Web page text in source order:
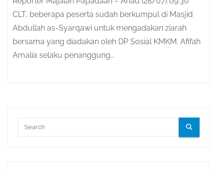
CLT, beberapa peserta sudah berkumpul di Masjid
Abdullah as-Syarqawi untuk mengadakan ziarah
bersama yang diadakan oleh DP Sosial KMKM. Afifah
Amalia selaku penanggung…